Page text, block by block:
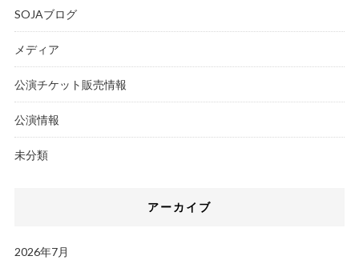
SOJAブログ
メディア
公演チケット販売情報
公演情報
未分類
アーカイブ
2026年7月